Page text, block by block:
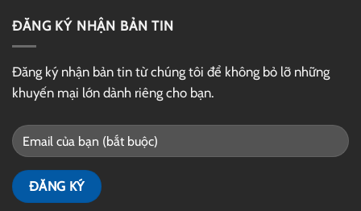
ĐĂNG KÝ NHẬN BẢN TIN
Đăng ký nhận bản tin từ chúng tôi để không bỏ lỡ những
khuyến mại lớn dành riêng cho bạn.